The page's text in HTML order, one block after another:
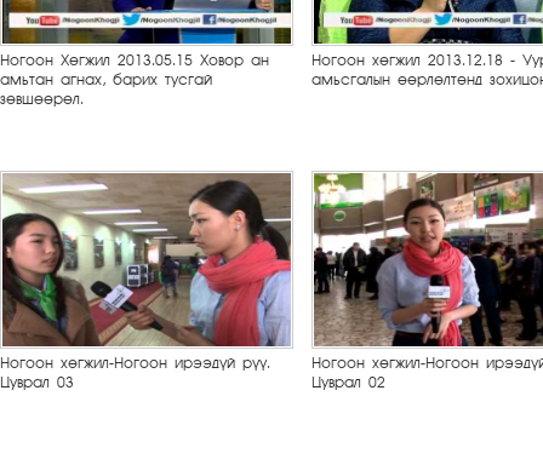
Ногоон Хөгжил 2013.05.15 Ховор ан
амьтан агнах, барих тусгай
зөвшөөрөл.
Ногоон хөгжил 2013.12.18 -
амьсгалын өөрлөлтөнд
Ногоон хөгжил-Ногоон ирээдүй рүү.
Цуврал 03
Ногоон хөгжил-Ногоон
Цуврал 02